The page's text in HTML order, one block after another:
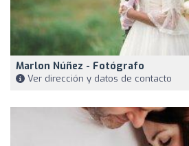
Marlon Núñez - Fotógrafo
Ver dirección y datos de contacto